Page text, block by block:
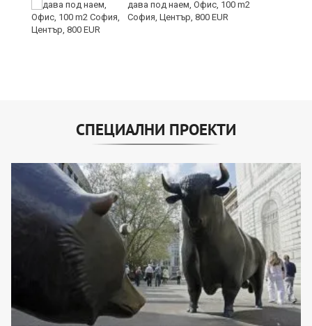
дава под наем, Офис, 100 m2
София, Център, 800 EUR
СПЕЦИАЛНИ ПРОЕКТИ